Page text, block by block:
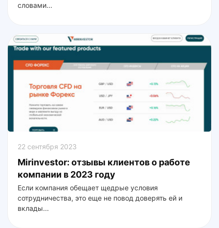
словами...
22 сентября 2023
Mirinvestor: отзывы клиентов о работе
компании в 2023 году
Если компания обещает щедрые условия
сотрудничества, это еще не повод доверять ей и
вклады...